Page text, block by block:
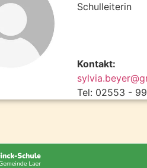
Schulleiterin
Kontakt:
Tel: 02553 -